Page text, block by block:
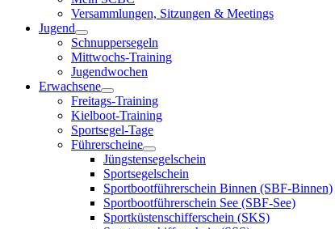
Versammlungen, Sitzungen & Meetings
Jugend
Schnuppersegeln
Mittwochs-Training
Jugendwochen
Erwachsene
Freitags-Training
Kielboot-Training
Sportsegel-Tage
Führerscheine
Jüngstensegelschein
Sportsegelschein
Sportbootführerschein Binnen (SBF-Binnen)
Sportbootführerschein See (SBF-See)
Sportküstenschifferschein (SKS)